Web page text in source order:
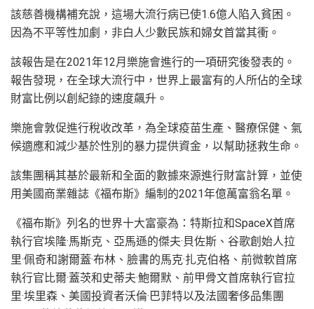
該慈善機構補充說，這場大流行病已使1.6億人陷入貧困。
因為不平等性加劇，非白人少數民族和婦女首當其衝。
該報告是在2021年12月樂施會進行的一項研究後發表的。
報告發現，在全球大流行中，世界上最富有的人所佔的全球
財富比例以創紀錄的速度飆升。
樂施會敦促進行稅收改革，為全球疫苗生產、醫療保健、氣
候適應和減少基於性別的暴力提供資金，以幫助拯救生命。
該集團稱其基於最新和全面的數據來源進行財富計算，並使
用美國商業雜誌《福布斯》編制的2021年億萬富翁名單。
《福布斯》列名的世界十大富豪為：特斯拉和SpaceX首席
執行官埃隆·馬斯克、亞馬遜的傑夫·貝佐斯、谷歌創始人拉
里·佩奇和謝爾蓋·布林、臉書的馬克·扎克伯格、前微軟首席
執行官比爾·蓋茨和史蒂夫·鮑爾默、前甲骨文首席執行官拉
里·埃里森、美國投資者沃倫·巴菲特以及法國奢侈品集團